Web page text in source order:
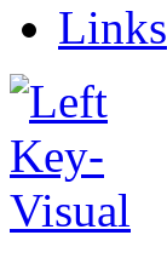
Links